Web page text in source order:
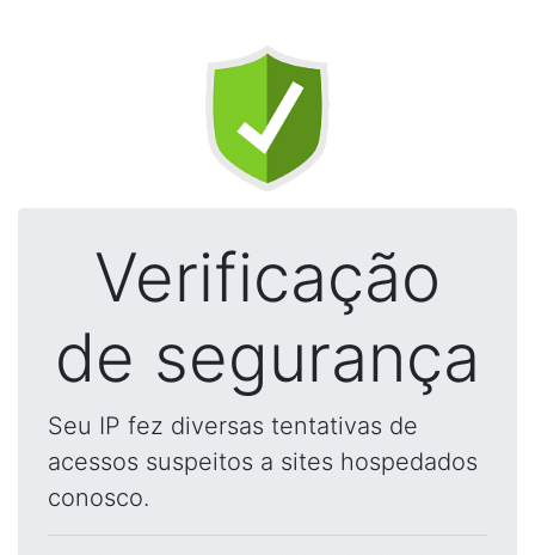
Verificação
de segurança
Seu IP fez diversas tentativas de
acessos suspeitos a sites hospedados
conosco.